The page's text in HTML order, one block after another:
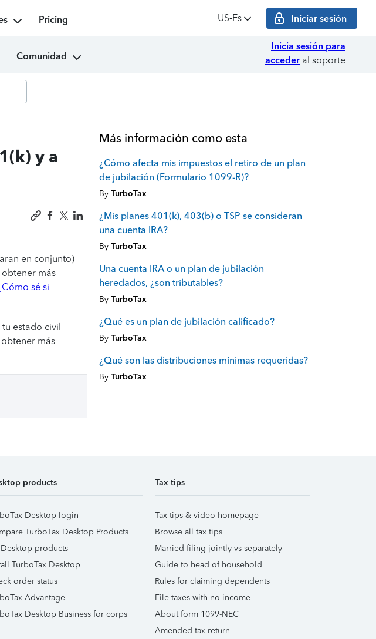
Pricing US‑Es Iniciar sesión
Comunidad
Inicia sesión para
acceder al soporte
y a
en conjunto)
más
sé si
estado civil
más
Más información como esta
¿Cómo afecta mis impuestos el retiro de un plan
de jubilación (Formulario 1099-R)?
By TurboTax
¿Mis planes 401(k), 403(b) o TSP se consideran
una cuenta IRA?
By TurboTax
Una cuenta IRA o un plan de jubilación
heredados, ¿son tributables?
By TurboTax
¿Qué es un plan de jubilación calificado?
By TurboTax
¿Qué son las distribuciones mínimas requeridas?
By TurboTax
products
Desktop login
TurboTax Desktop Products
products
TurboTax Desktop
order status
Advantage
Desktop Business for corps
Tax tips
Tax tips & video homepage
Browse all tax tips
Married filing jointly vs separately
Guide to head of household
Rules for claiming dependents
File taxes with no income
About form 1099-NEC
Amended tax return